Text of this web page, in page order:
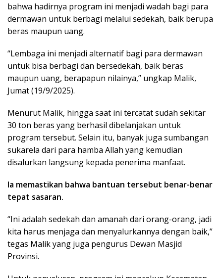
bahwa hadirnya program ini menjadi wadah bagi para
dermawan untuk berbagi melalui sedekah, baik berupa
beras maupun uang.
“Lembaga ini menjadi alternatif bagi para dermawan
untuk bisa berbagi dan bersedekah, baik beras
maupun uang, berapapun nilainya,” ungkap Malik,
Jumat (19/9/2025).
Menurut Malik, hingga saat ini tercatat sudah sekitar
30 ton beras yang berhasil dibelanjakan untuk
program tersebut. Selain itu, banyak juga sumbangan
sukarela dari para hamba Allah yang kemudian
disalurkan langsung kepada penerima manfaat.
Ia memastikan bahwa bantuan tersebut benar-benar
tepat sasaran.
“Ini adalah sedekah dan amanah dari orang-orang, jadi
kita harus menjaga dan menyalurkannya dengan baik,”
tegas Malik yang juga pengurus Dewan Masjid
Provinsi.